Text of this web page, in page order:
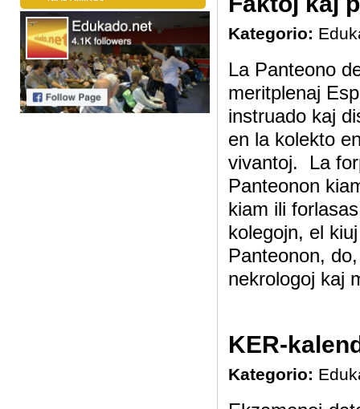
Kategorio:
La Panteono
meritplenaj
instruado kaj
en la kolekto
vivantoj. La
Panteonon
kiam ili
kolegojn, el
Panteonon,
nekrologoj kaj
KER-
Kategorio: